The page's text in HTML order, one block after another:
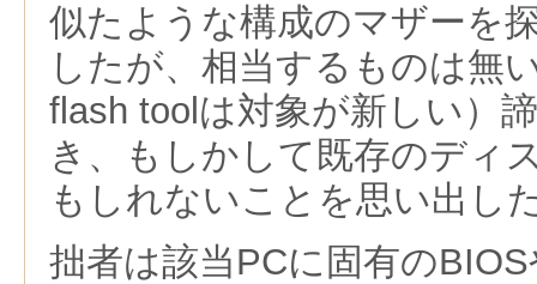
似たような構成のマザーを
したが、相当するものは無
flash toolは対象が新しい）
き、もしかして既存のディ
もしれないことを思い出し
拙者は該当PCに固有の